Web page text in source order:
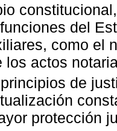
del
como el
los actos
de
protección